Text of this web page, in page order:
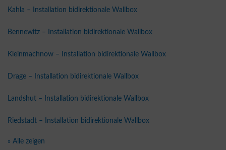
Kahla – Installation bidirektionale Wallbox
Bennewitz – Installation bidirektionale Wallbox
Kleinmachnow – Installation bidirektionale Wallbox
Drage – Installation bidirektionale Wallbox
Landshut – Installation bidirektionale Wallbox
Riedstadt – Installation bidirektionale Wallbox
» Alle zeigen